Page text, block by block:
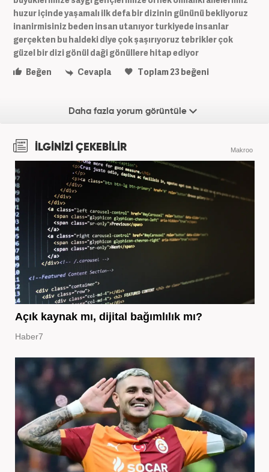
huzur içinde yaşamalı ilk defa bir dizinin gününü bekliyoruz
inanirmisiniz beden insan utanıyor turkiyede insanlar
gerçekten bu haldeki diye çok şaşırıyoruz tebrikler çok
güzel bir dizi gönül daği gönüllere hitap ediyor
Beğen
Cevapla Toplam23beğeni
Daha fazla yorum görüntüle
İLGİNİZİ ÇEKEBİLİR Makroo
Açık kaynak mı, dijital bağımlılık mı?
Haber7